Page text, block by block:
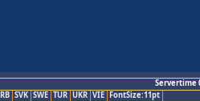
Servertime
SVK SWE TUR UKR VIE FontSize:11pt